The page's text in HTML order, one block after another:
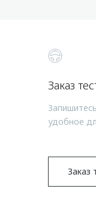
Заказ
удобное
Заказ